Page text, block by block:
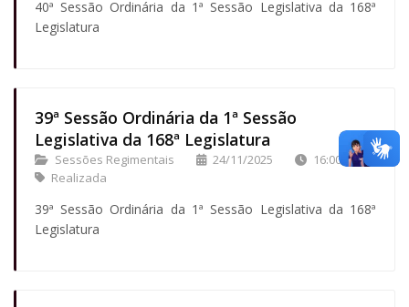
40ª Sessão Ordinária da 1ª Sessão Legislativa da 168ª
Legislatura
39ª Sessão Ordinária da 1ª Sessão
Legislativa da 168ª Legislatura
Sessões Regimentais 24/11/2025
16:00
Realizada
39ª Sessão Ordinária da 1ª Sessão Legislativa da 168ª
Legislatura